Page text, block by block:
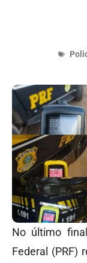
No último
Federal (PRF)